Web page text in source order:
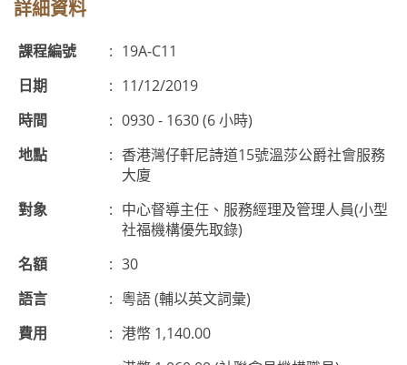
詳細資料
課程編號 : 19A-C11
日期
: 11/12/2019
時間
: 0930 - 1630 (6 小時)
地點
: 香港灣仔軒尼詩道15號溫莎公爵社會服務
大廈
對象
: 中心督導主任、服務經理及管理人員(小型
社福機構優先取錄)
名額
: 30
語言
: 粵語 (輔以英文詞彙)
費用
: 港幣 1,140.00